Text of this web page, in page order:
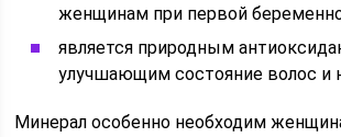
женщинам при первой
является природным
улучшающим состояние волос и
Минерал особенно необходим